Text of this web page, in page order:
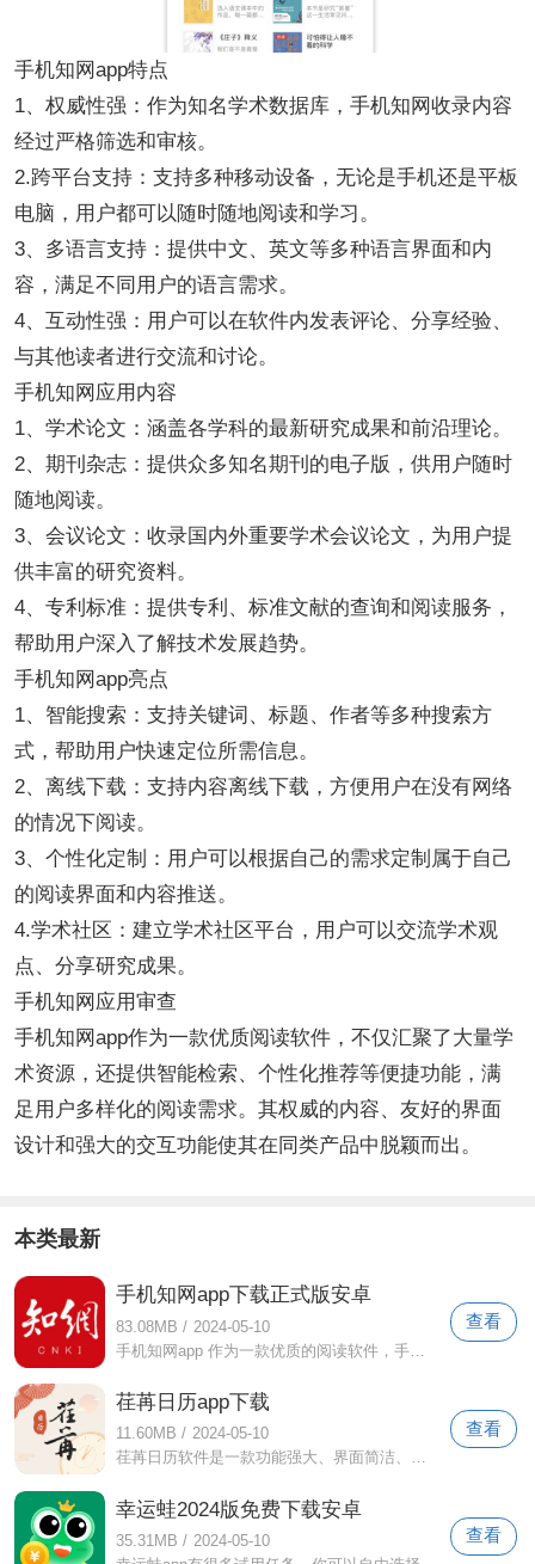
手机知网app特点
1、权威性强：作为知名学术数据库，手机知网收录内容
经过严格筛选和审核。
2.跨平台支持：支持多种移动设备，无论是手机还是平板
电脑，用户都可以随时随地阅读和学习。
3、多语言支持：提供中文、英文等多种语言界面和内
容，满足不同用户的语言需求。
4、互动性强：用户可以在软件内发表评论、分享经验、
与其他读者进行交流和讨论。
手机知网应用内容
1、学术论文：涵盖各学科的最新研究成果和前沿理论。
2、期刊杂志：提供众多知名期刊的电子版，供用户随时
随地阅读。
3、会议论文：收录国内外重要学术会议论文，为用户提
供丰富的研究资料。
4、专利标准：提供专利、标准文献的查询和阅读服务，
帮助用户深入了解技术发展趋势。
手机知网app亮点
1、智能搜索：支持关键词、标题、作者等多种搜索方
式，帮助用户快速定位所需信息。
2、离线下载：支持内容离线下载，方便用户在没有网络
的情况下阅读。
3、个性化定制：用户可以根据自己的需求定制属于自己
的阅读界面和内容推送。
4.学术社区：建立学术社区平台，用户可以交流学术观
点、分享研究成果。
手机知网应用审查
手机知网app作为一款优质阅读软件，不仅汇聚了大量学
术资源，还提供智能检索、个性化推荐等便捷功能，满
足用户多样化的阅读需求。其权威的内容、友好的界面
设计和强大的交互功能使其在同类产品中脱颖而出。
本类最新
手机知网app下载正式版安卓
83.08MB / 2024-05-10
手机知网app 作为一款优质的阅读软件，手机知网汇集了大量的学术文献。以其丰富的内容资源和独特的阅读体验，成为用户增长知识、开阔视
查看
荏苒日历app下载
11.60MB / 2024-05-10
荏苒日历软件是一款功能强大、界面简洁、操作方便的日历应用程序。它可以帮助用户轻松管理日程和提醒，让用户更高效地安排时间和管理工作。
查看
幸运蛙2024版免费下载安卓
35.31MB / 2024-05-10
查看